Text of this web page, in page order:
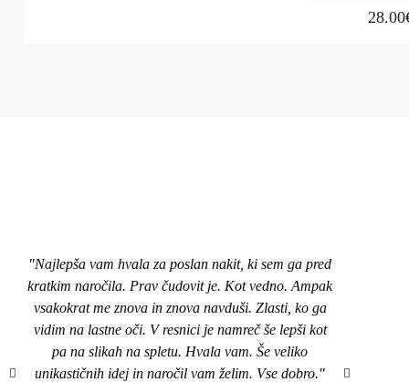
28.00
"Najlepša vam hvala za poslan nakit, ki sem ga pred
kratkim naročila. Prav čudovit je. Kot vedno. Ampak
vsakokrat me znova in znova navduši. Zlasti, ko ga
vidim na lastne oči. V resnici je namreč še lepši kot
pa na slikah na spletu. Hvala vam. Še veliko
unikastičnih idej in naročil vam želim. Vse dobro."